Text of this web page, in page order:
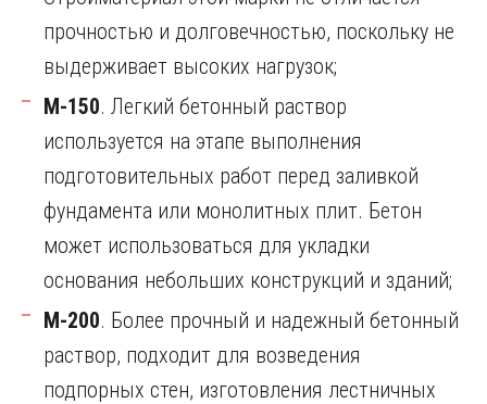
прочностью и долговечностью, поскольку не
выдерживает высоких нагрузок;
М-150. Легкий бетонный раствор
используется на этапе выполнения
подготовительных работ перед заливкой
фундамента или монолитных плит. Бетон
может использоваться для укладки
основания небольших конструкций и зданий;
М-200. Более прочный и надежный бетонный
раствор, подходит для возведения
подпорных стен, изготовления лестничных